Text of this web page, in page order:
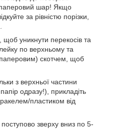
шар! Якщо
за рівністю порізки,
щоб уникнути перекосів та
по верхньому та
скотчем, щоб
з верхньої частини
одразу!), прикладіть
пластиком від
зверху вниз по 5-